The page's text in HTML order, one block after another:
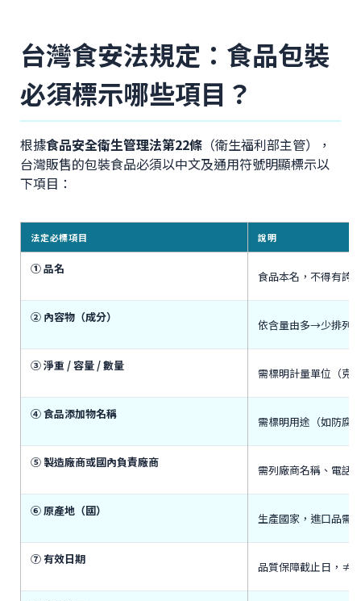
台灣食安法規定：食品包裝
必須標示哪些項目？
根據食品安全衛生管理法第22條 （衛生福利部主管），
台灣販售的包裝食品必須以中文及通用符號明顯標示以
下項目：
法定必標項目 說明
① 品名
食品本名，不得有誇
② 內容物（成分）
依含量由多→少排列
③ 淨重 / 容量 / 數量
需標明計量單位（克
④ 食品添加物名稱
需標明用途（如防腐
⑤ 製造廠商或國內負責廠商
需列廠商名稱、電話
⑥ 原產地（國）
生產國家，進口品需
⑦ 有效日期
品質保障截止日，≠